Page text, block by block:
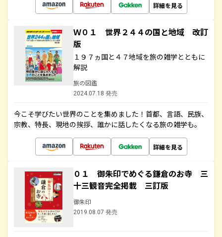
詳細を見る
Ｗ０１ 世界２４４の国と地域 改訂
版
１９７ヵ国と４７地域を旅の雑学とともに
解説
旅の図鑑
2024.07.18 発売
今こそ学びたい世界のことを集めました！首都、言語、民族、
宗教、特長、現地の挨拶、誰かに話したくなる旅の雑学も。
詳細を見る
０１ 御朱印でめぐる鎌倉のお寺 三
十三観音完全掲載 三訂版
御朱印
2019.08.07 発売